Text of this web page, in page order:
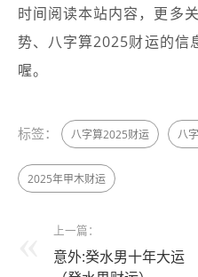
时间阅读本站内容，更多
势、八字算2025财运的信
喔。
标签： 八字算2025财运 八
2025年甲木财运
上一篇：
意外:癸水男十年大运